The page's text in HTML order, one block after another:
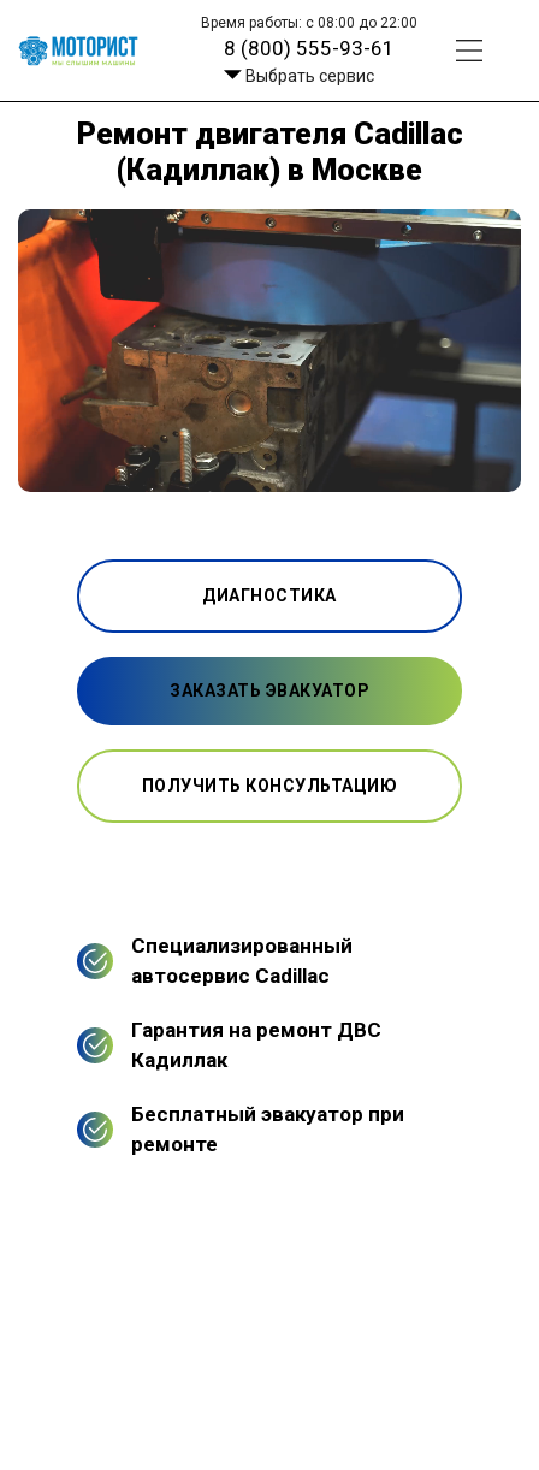
Время работы: с 08:00 до 22:00
8 (800) 555-93-61
Выбрать сервис
Ремонт двигателя Cadillac
(Кадиллак) в Москве
ДИАГНОСТИКА
ЗАКАЗАТЬ ЭВАКУАТОР
ПОЛУЧИТЬ КОНСУЛЬТАЦИЮ
Специализированный
автосервис Cadillac
Гарантия на ремонт ДВС
Кадиллак
Бесплатный эвакуатор при
ремонте